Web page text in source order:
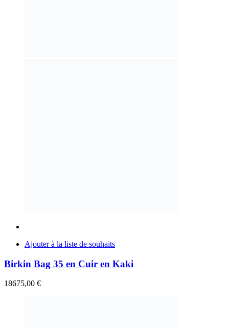
Ajouter à la liste de souhaits
Birkin Bag 35 en Cuir en Kaki
18675,00 €